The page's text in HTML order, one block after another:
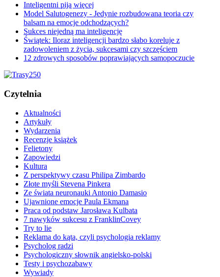
Inteligentni piją więcej
Model Salutogenezy - Jedynie rozbudowana teoria czy
balsam na emocje odchodzących?
Sukces niejedną ma inteligencję
Świątek: Iloraz inteligencji bardzo słabo koreluje z
zadowoleniem z życia, sukcesami czy szczęściem
12 zdrowych sposobów poprawiających samopoczucie
Czytelnia
Aktualności
Artykuły
Wydarzenia
Recenzje książek
Felietony
Zapowiedzi
Kultura
Z perspektywy czasu Philipa Zimbardo
Złote myśli Stevena Pinkera
Ze świata neuronauki Antonio Damasio
Ujawnione emocje Paula Ekmana
Praca od podstaw Jarosława Kulbata
7 nawyków sukcesu z FranklinCovey
Try to lie
Reklama do kąta, czyli psychologia reklamy
Psycholog radzi
Psychologiczny słownik angielsko-polski
Testy i psychozabawy
Wywiady